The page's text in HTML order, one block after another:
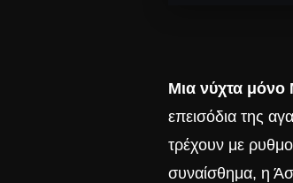
Μια νύχτα μόνο
επεισόδια της
τρέχουν με
συναίσθημα, η